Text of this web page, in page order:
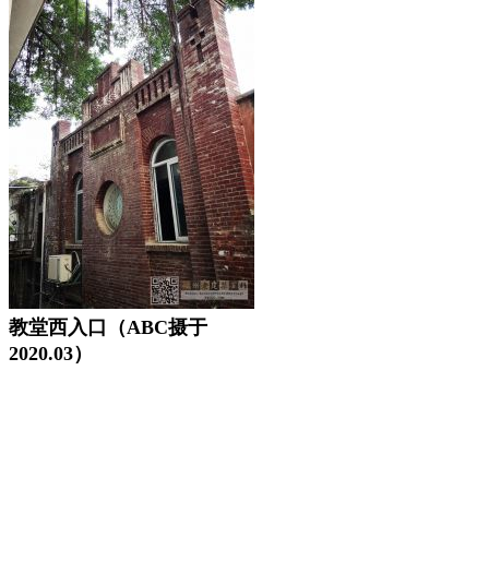
教堂西入口（ABC摄于
2020.03）